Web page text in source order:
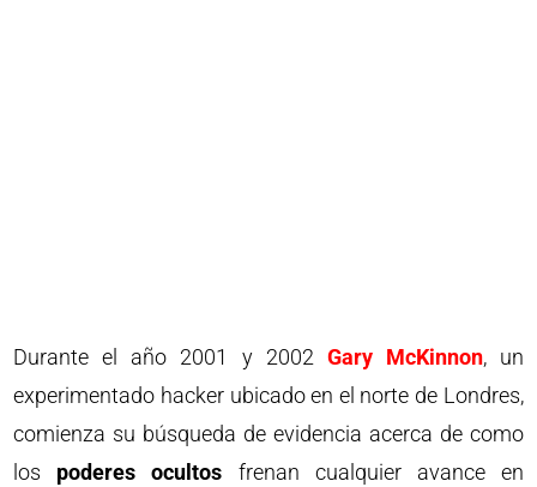
Durante el año 2001 y 2002 Gary McKinnon, un
experimentado hacker ubicado en el norte de Londres,
comienza su búsqueda de evidencia acerca de como
los poderes ocultos frenan cualquier avance en